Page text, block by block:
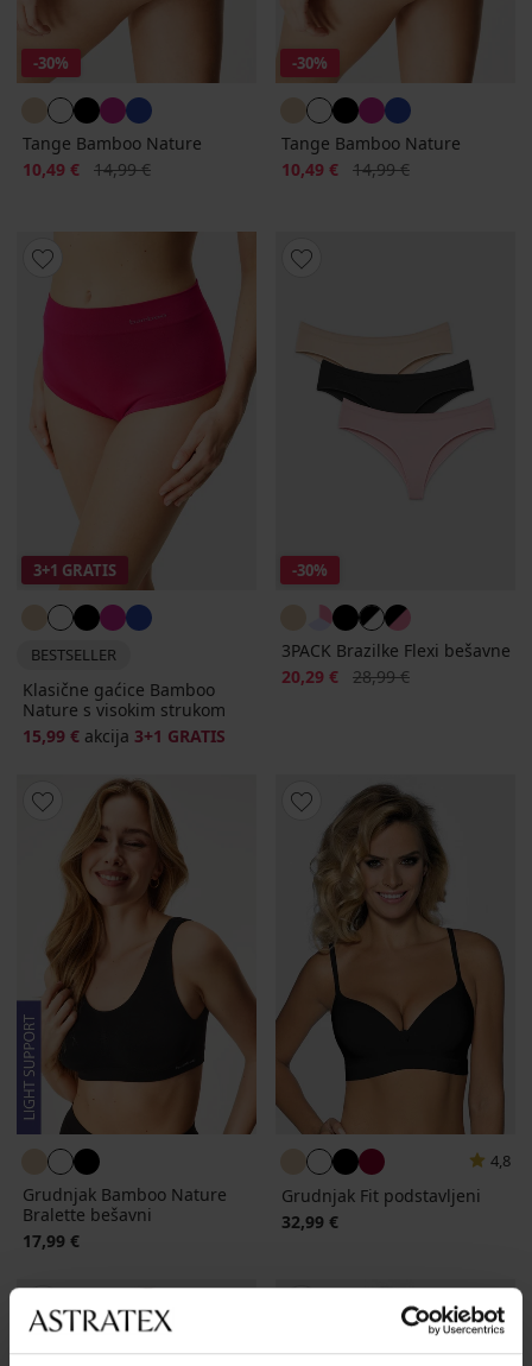
-30%
Tange Bamboo Nature
Popust
10,49 € Prvobitna cijena
14,99 €
-30%
Tange Bamboo Nature
Popust
10,49 € Prvobitna cijena
14,99 €
3+1 GRATIS
BESTSELLER
Klasične gaćice Bamboo
Nature s visokim strukom
15,99 € akcija 3+1 GRATIS
-30%
3PACK Brazilke Flexi bešavne
Popust
20,29 € Prvobitna cijena
28,99 €
Grudnjak Bamboo Nature
Bralette bešavni
17,99 €
4,8
Grudnjak Fit podstavljeni
32,99 €